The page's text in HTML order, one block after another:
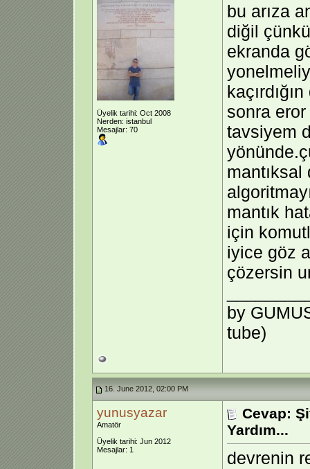
Üyelik tarihi: Oct 2008
Nerden: istanbul
Mesajlar: 70
bu arıza
diğil
ekranda
sonra
tavsiyem
mantık
için
iyice göz
çözersin
by
tube)
16. June 2012, 02:00 PM
yunusyazar
Amatör
Üyelik tarihi: Jun 2012
Mesajlar: 1
Cevap:
Yardım...
devrenin